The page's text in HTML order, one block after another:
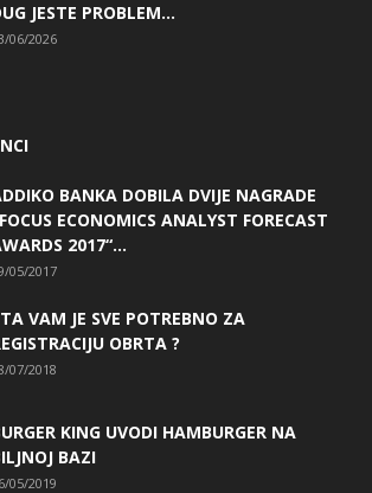
JESTE PROBLEM…
06/2026
BANKA DOBILA DVIJE NAGRADE
ECONOMICS ANALYST FORECAST
2017“...
05/2017
VAM JE SVE POTREBNO ZA
OBRTA ?
07/2018
KING UVODI HAMBURGER NA
BAZI
05/2019